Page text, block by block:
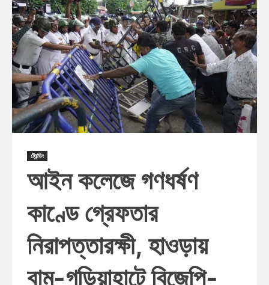
ট্রেন্ডিং
আইন কলেজে গণধর্ষণ
কাণ্ডে গ্রেফতার
নিরাপত্তারক্ষী, হাওড়ায়
বাম-গড়িয়াহাটে বিজেপি-